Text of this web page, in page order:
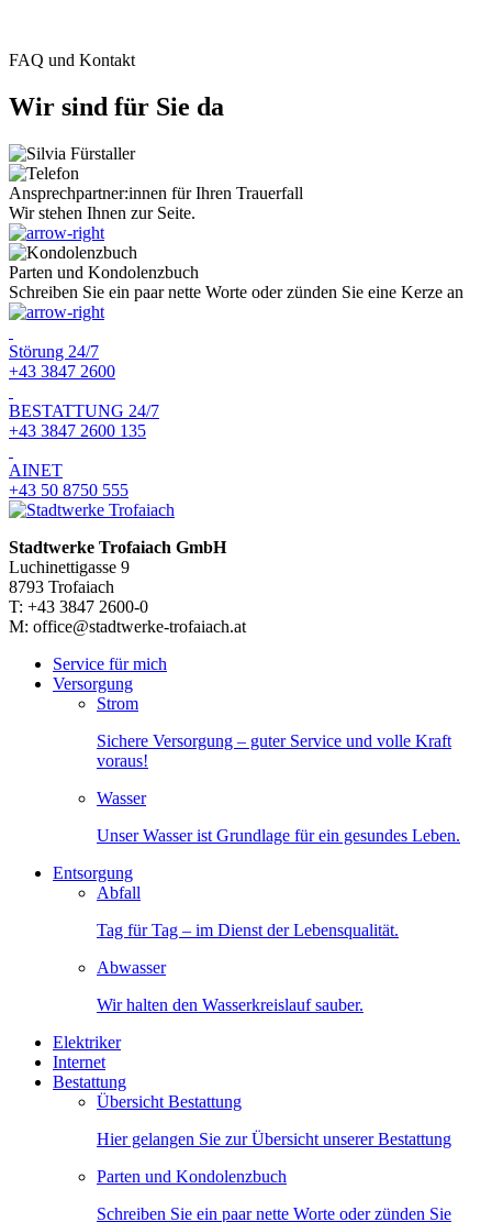
FAQ und Kontakt
Wir sind für Sie da
Ansprechpartner:innen für Ihren Trauerfall
Wir stehen Ihnen zur Seite.
Parten und Kondolenzbuch
Schreiben Sie ein paar nette Worte oder zünden Sie eine Kerze an
Störung 24/7
+43 3847 2600
BESTATTUNG 24/7
+43 3847 2600 135
AINET
+43 50 8750 555
Stadtwerke Trofaiach GmbH
Luchinettigasse 9
8793 Trofaiach
T: +43 3847 2600-0
M: office@stadtwerke-trofaiach.at
Service für mich
Versorgung
Strom
Sichere Versorgung – guter Service und volle Kraft
voraus!
Wasser
Unser Wasser ist Grundlage für ein gesundes Leben.
Entsorgung
Abfall
Tag für Tag – im Dienst der Lebensqualität.
Abwasser
Wir halten den Wasserkreislauf sauber.
Elektriker
Internet
Bestattung
Übersicht Bestattung
Hier gelangen Sie zur Übersicht unserer Bestattung
Parten und Kondolenzbuch
Schreiben Sie ein paar nette Worte oder zünden Sie